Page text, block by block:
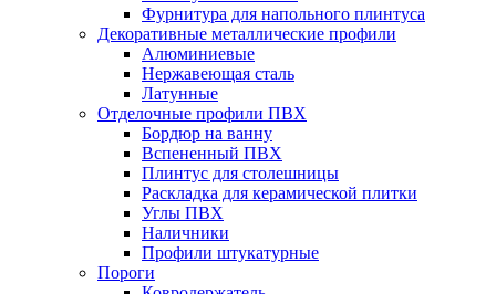
Фурнитура для напольного плинтуса
Декоративные металлические профили
Алюминиевые
Нержавеющая сталь
Латунные
Отделочные профили ПВХ
Бордюр на ванну
Вспененный ПВХ
Плинтус для столешницы
Раскладка для керамической плитки
Углы ПВХ
Наличники
Профили штукатурные
Пороги